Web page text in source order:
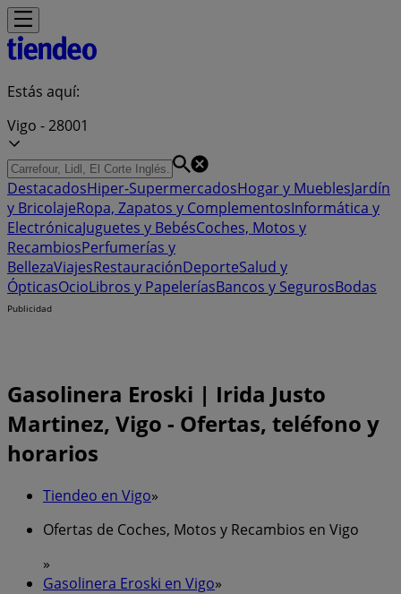
Estás aquí:
Vigo - 28001
DestacadosHiper-SupermercadosHogar y MueblesJardín
y BricolajeRopa, Zapatos y ComplementosInformática y
ElectrónicaJuguetes y BebésCoches, Motos y
RecambiosPerfumerías y
BellezaViajesRestauraciónDeporteSalud y
ÓpticasOcioLibros y PapeleríasBancos y SegurosBodas
Publicidad
Gasolinera Eroski | Irida Justo
Martinez, Vigo - Ofertas, teléfono y
horarios
Tiendeo en Vigo»
Ofertas de Coches, Motos y Recambios en Vigo
»
Gasolinera Eroski en Vigo»